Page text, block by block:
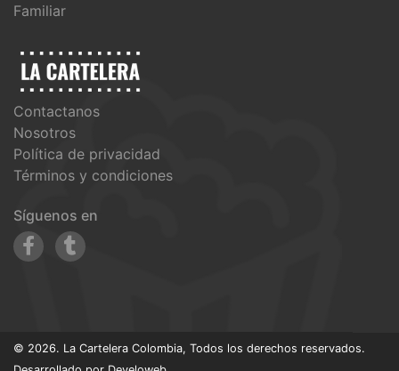
Familiar
Contactanos
Nosotros
Política de privacidad
Términos y condiciones
Síguenos en
© 2026. La Cartelera Colombia, Todos los derechos reservados.